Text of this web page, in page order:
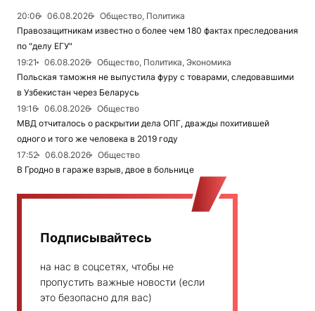
20:06 06.08.2026
Общество, Политика
Правозащитникам известно о более чем 180 фактах преследования
по "делу ЕГУ"
19:21
06.08.2026
Общество, Политика, Экономика
Польская таможня не выпустила фуру с товарами, следовавшими
в Узбекистан через Беларусь
19:16
06.08.2026
Общество
МВД отчиталось о раскрытии дела ОПГ, дважды похитившей
одного и того же человека в 2019 году
17:52
06.08.2026
Общество
В Гродно в гараже взрыв, двое в больнице
Подписывайтесь
на нас в соцсетях, чтобы не
пропустить важные новости (если
это безопасно для вас)